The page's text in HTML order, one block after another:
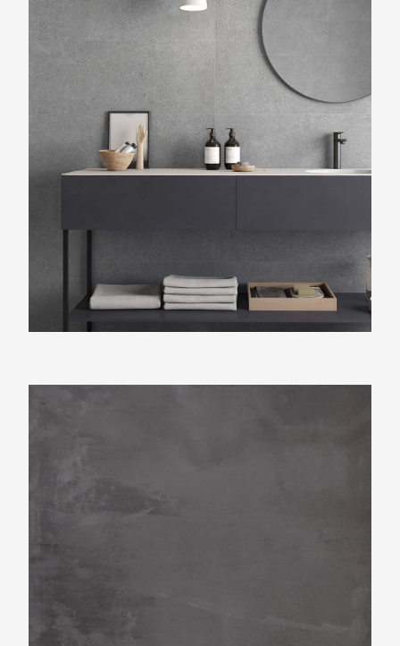
Beste Koop 400X1200 Dimension Grey
Beste Koop 600X600 Icon Black